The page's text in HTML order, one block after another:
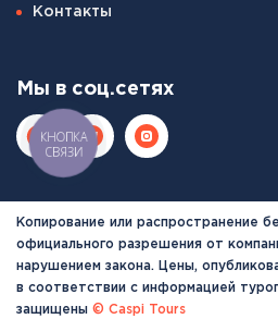
Контакты
Мы в соц.сетях
Копирование или распространение
официального разрешения от
нарушением закона. Цены,
в соответствии с информацией
защищены © Caspi Tours
КНОПКА
СВЯЗИ